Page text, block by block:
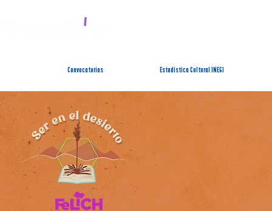
Convocatorias Estadística Cultural INEGI